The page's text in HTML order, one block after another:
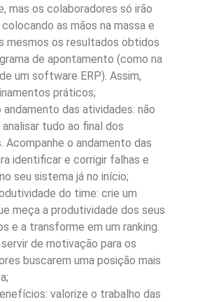
mas os colaboradores só irão
as mãos na massa e
mesmos os resultados obtidos
de apontamento (como na
um software ERP). Assim,
práticos;
das atividades: não
tudo ao final dos
Acompanhe o andamento das
identificar e corrigir falhas e
seu sistema já no início;
do time: crie um
meça a produtividade dos seus
e a transforme em um ranking.
de motivação para os
buscarem uma posição mais
valorize o trabalho das